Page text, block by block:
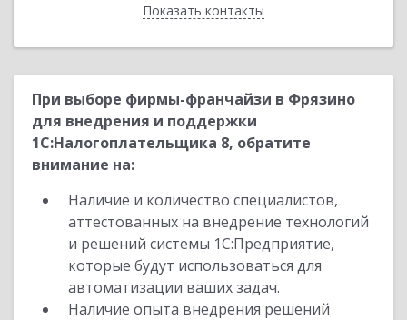
Показать контакты
Назад
При выборе фирмы-франчайзи в Фрязино
для внедрения и поддержки
1С:Налогоплательщика 8, обратите
внимание на:
Наличие и количество специалистов,
аттестованных на внедрение технологий
и решений системы 1С:Предприятие,
которые будут использоваться для
автоматизации ваших задач.
Наличие опыта внедрения решений